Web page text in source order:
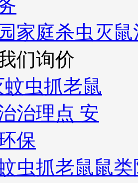
家庭杀虫灭
们询价
虫抓老鼠鼠